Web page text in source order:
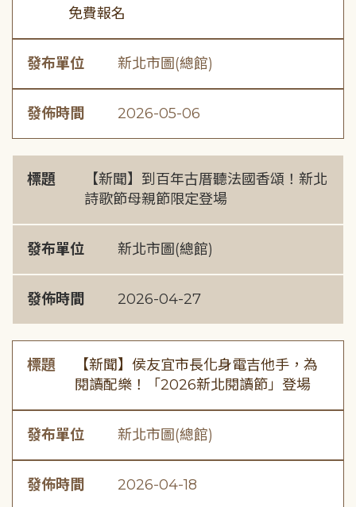
免費報名
發布單位 新北市圖(總館)
發佈時間 2026-05-06
標題
【新聞】到百年古厝聽法國香頌！新北
詩歌節母親節限定登場
發布單位 新北市圖(總館)
發佈時間 2026-04-27
標題
【新聞】侯友宜市長化身電吉他手，為
閱讀配樂！「2026新北閱讀節」登場
發布單位 新北市圖(總館)
發佈時間 2026-04-18